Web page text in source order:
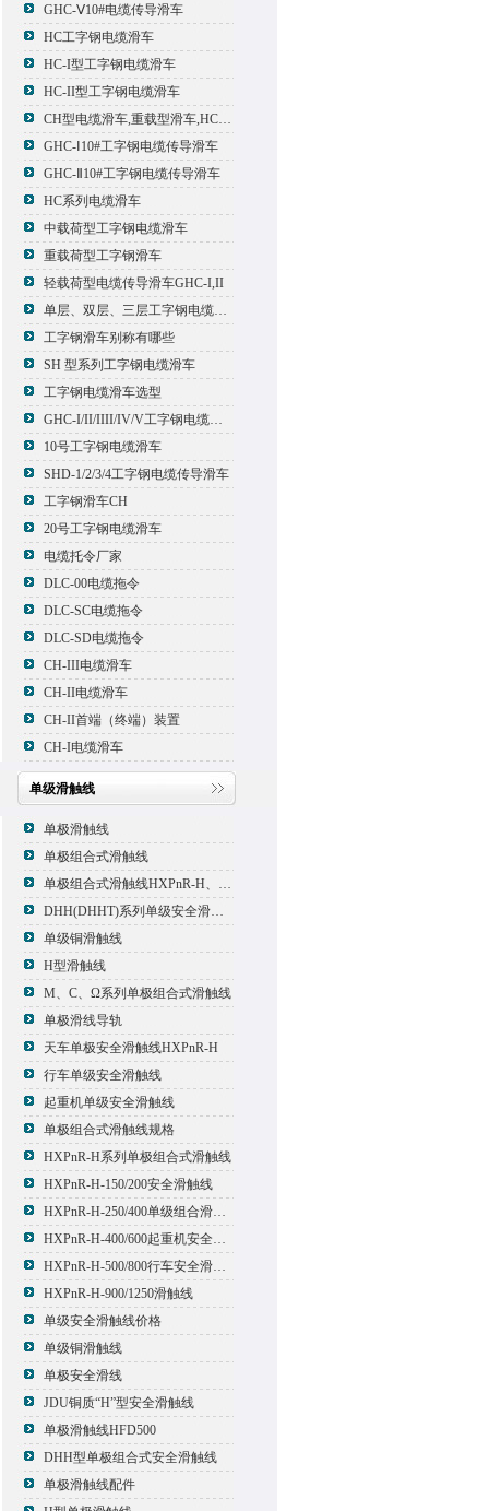
GHC-Ⅴ10#电缆传导滑车
HC工字钢电缆滑车
HC-I型工字钢电缆滑车
HC-II型工字钢电缆滑车
CH型电缆滑车,重载型滑车,HC型滑车
GHC-Ⅰ10#工字钢电缆传导滑车
GHC-Ⅱ10#工字钢电缆传导滑车
HC系列电缆滑车
中载荷型工字钢电缆滑车
重载荷型工字钢滑车
轻载荷型电缆传导滑车GHC-I,II
单层、双层、三层工字钢电缆传导滑车
工字钢滑车别称有哪些
SH 型系列工字钢电缆滑车
工字钢电缆滑车选型
GHC-I/II/IIII/IV/V工字钢电缆滑车
10号工字钢电缆滑车
SHD-1/2/3/4工字钢电缆传导滑车
工字钢滑车CH
20号工字钢电缆滑车
电缆托令厂家
DLC-00电缆拖令
DLC-SC电缆拖令
DLC-SD电缆拖令
CH-III电缆滑车
CH-II电缆滑车
CH-II首端（终端）装置
CH-I电缆滑车
单级滑触线
单极滑触线
单极组合式滑触线
单极组合式滑触线HXPnR-H、HXPnR-H8 、HXPnR-HT
DHH(DHHT)系列单级安全滑触线
单级铜滑触线
H型滑触线
M、C、Ω系列单极组合式滑触线
单极滑线导轨
天车单极安全滑触线HXPnR-H
行车单级安全滑触线
起重机单级安全滑触线
单极组合式滑触线规格
HXPnR-H系列单极组合式滑触线
HXPnR-H-150/200安全滑触线
HXPnR-H-250/400单级组合滑触线
HXPnR-H-400/600起重机安全滑触线
HXPnR-H-500/800行车安全滑触线
HXPnR-H-900/1250滑触线
单级安全滑触线价格
单级铜滑触线
单极安全滑线
JDU铜质“H”型安全滑触线
单极滑触线HFD500
DHH型单极组合式安全滑触线
单极滑触线配件